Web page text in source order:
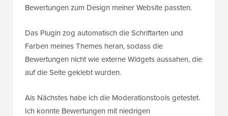
Bewertungen zum Design meiner Website passten.
Das Plugin zog automatisch die Schriftarten und
Farben meines Themes heran, sodass die
Bewertungen nicht wie externe Widgets aussahen, die
auf die Seite geklebt wurden.
Als Nächstes habe ich die Moderationstools getestet.
Ich konnte Bewertungen mit niedrigen